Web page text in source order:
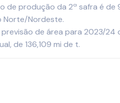
de produção da 2ª safra é
Norte/Nordeste.
de área para 2023/24
de 136,109 mi de t.